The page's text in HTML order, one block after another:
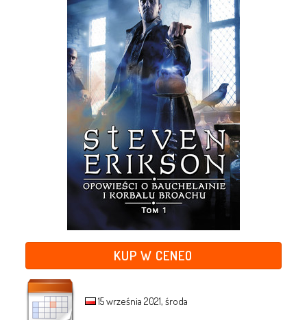
KUP W CENEO
15 września 2021, środa